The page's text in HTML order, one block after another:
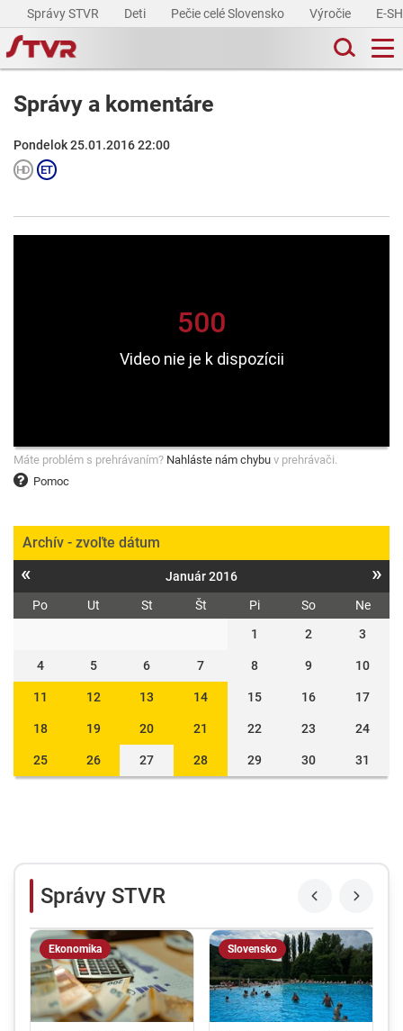
Správy STVR Deti Pečie celé Slovensko Výročie E-
Správy a komentáre
Pondelok 25.01.2016 22:00
Pomoc
Máte problém s prehrávaním? Nahláste nám chybu v prehrávači.
Archív - zvoľte dátum
« Január 2016 »
Po Ut St Št Pi So
Ne
1
2 3
4 5 6 7 8 9 10
11 12 13 14 15 16 17
18 19 20 21 22 23 24
25 26 27 28 29 30 31
Správy STVR
Ekonomika Slovensko